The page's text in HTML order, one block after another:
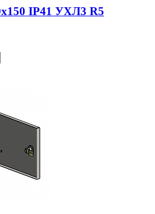
IP41 УХЛ3 R5